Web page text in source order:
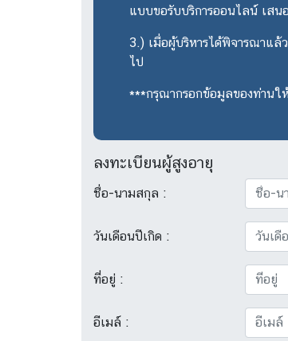
แบบขอรับบริการออนไลน์ เส
3.) เมื่อผู้บริหารได้พิจารณาแล้
ไป
***กรุณากรอกข้อมูลของท่านใ
ลงทะเบียนผู้สูงอายุ
ชื่อ-นามสกุล :
วันเดือนปีเกิด :
ที่อยู่ :
อีเมล์ :